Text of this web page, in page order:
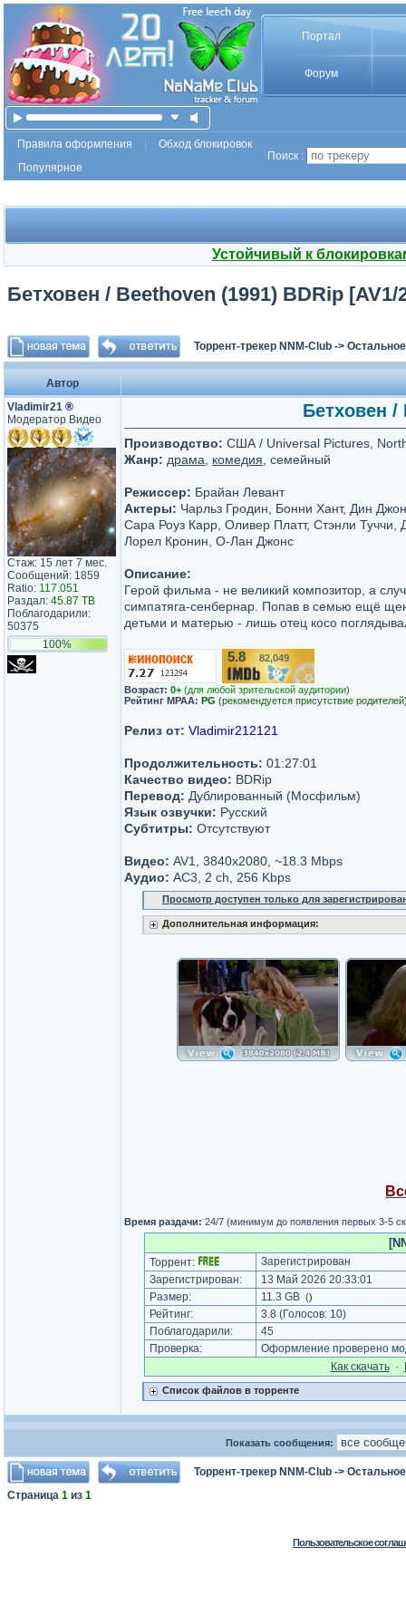
Портал
Форум
Правила оформления
Обход блокировок
Популярное
Поиск :
Устойчивый к
Бетховен / Beethoven (1991) BDRip
Торрент-трекер NNM-Club -> Остальное
Автор
Vladimir21 ®
Модератор Видео
Стаж: 15 лет 7 мес.
Сообщений: 1859
Ratio: 117.051
Раздал: 45.87 TB
Поблагодарили:
50375
100%
Бетховен /
Производство: США / Universal Pictures,
Жанр: драма комедия , семейный
Режиссер: Брайан Левант
Актеры: Чарльз Гродин, Бонни Хант, Дин
Сара Роуз Карр, Оливер Платт, Стэнли Туччи,
Лорел Кронин, О-Лан Джонс
Описание:
Герой фильма - не великий композитор, а
симпатяга-сенбернар. Попав в семью ещё
детьми и матерью - лишь отец косо
5.8 82,049
Возраст: 0+ (для любой зрительской аудитории)
Рейтинг MPAA: PG (рекомендуется присутствие
Релиз от: Vladimir212121
Продолжительность: 01:27:01
Качество видео: BDRip
Перевод: Дублированный (Мосфильм)
Язык озвучки: Русский
Субтитры: Отсутствуют
Видео: AV1, 3840x2080, ~18.3 Mbps
Аудио: AC3, 2 ch, 256 Kbps
Просмотр доступен только для
Дополнительная информация:
Время раздачи: 24/7 (минимум до появления первых 3-5
Торрент:
Зарегистрирован
Зарегистрирован:
13 Май 2026 20:33:01
Размер:
11.3 GB ()
Рейтинг: 3.8 (Голосов: 10)
Поблагодарили:
45
Проверка:
Оформление проверено
Как cкачать·
Список файлов в торренте
Показать сообщения:
Торрент-трекер NNM-Club -> Остальное
Страница 1 из 1
Пользовательское